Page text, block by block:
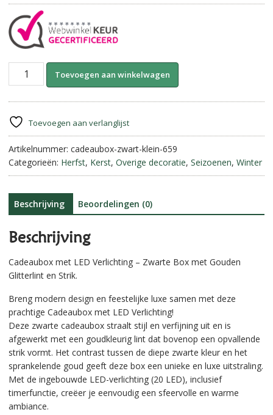
Cadeaubox
Medium
||
Zwart
met
Gouden
aantal
Toevoegen aan winkelwagen
n
t
i
:
Toevoegen aan verlanglijst
Artikelnummer: cadeaubox-zwart-klein-659
Categorieën: Herfst, Kerst, Overige decoratie, Seizoenen, Winter
Beschrijving Beoordelingen (0)
Beschrijving
Cadeaubox met LED Verlichting – Zwarte Box met Gouden
Glitterlint en Strik.
Breng modern design en feestelijke luxe samen met deze
prachtige Cadeaubox met LED Verlichting!
Deze zwarte cadeaubox straalt stijl en verfijning uit en is
afgewerkt met een goudkleurig lint dat bovenop een opvallende
strik vormt. Het contrast tussen de diepe zwarte kleur en het
sprankelende goud geeft deze box een unieke en luxe uitstraling.
Met de ingebouwde LED-verlichting (20 LED), inclusief
timerfunctie, creëer je eenvoudig een sfeervolle en warme
ambiance.